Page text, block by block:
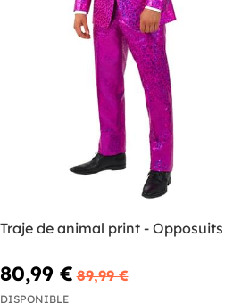
Traje de animal print - Opposuits
80,99 € 89,99 €
DISPONIBLE